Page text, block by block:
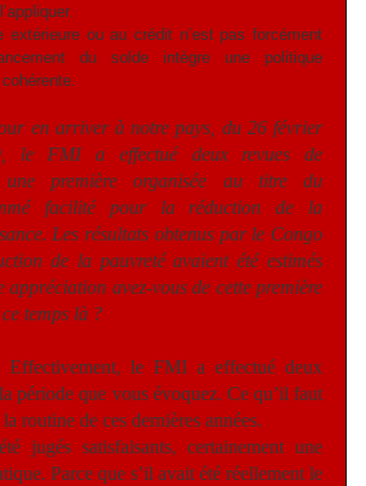
extérieure ou au crédit n’est pas forcément
du solde intègre une politique
en arriver à notre pays, du 26 février
le FMI a effectué deux revues de
une première organisée au titre du
facilité pour la réduction de la
Les résultats obtenus par le Congo
de la pauvreté avaient été estimés
appréciation avez-vous de cette première
temps là ?
Effectivement, le FMI a effectué deux
période que vous évoquez. Ce qu’il faut
routine de ces dernières années.
jugés satisfaisants, certainement une
Parce que s’il avait été réellement le